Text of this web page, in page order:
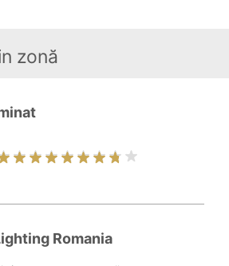
zonă
Romania